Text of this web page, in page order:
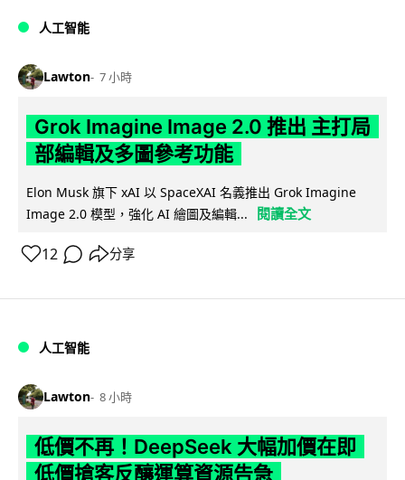
人工智能
Lawton 7 小時
Grok Imagine Image 2.0 推出 主打局
部編輯及多圖參考功能
Elon Musk 旗下 xAI 以 SpaceXAI 名義推出 Grok Imagine
Image 2.0 模型，強化 AI 繪圖及編輯...
閱讀全文
12 分享
人工智能
Lawton 8 小時
低價不再！DeepSeek 大幅加價在即
低價搶客反釀運算資源告急